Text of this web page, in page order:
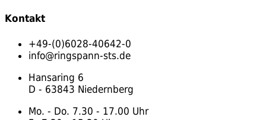
Kontakt
+49-(0)6028-40642-0
info@ringspann-sts.de
Hansaring 6
D - 63843 Niedernberg
Mo. - Do. 7.30 - 17.00 Uhr